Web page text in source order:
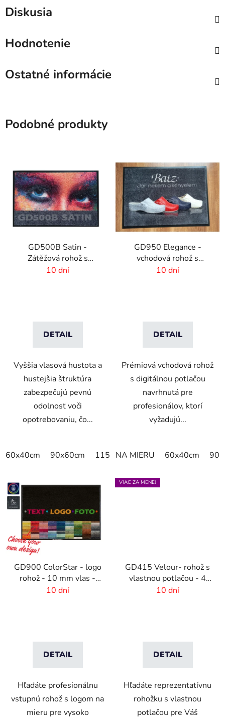
Diskusia
Hodnotenie
Ostatné informácie
Podobné produkty
GD500B Satin -
Zátěžová rohož s
digitálnou potlačou a
10 dní
DETAIL
Vyššia vlasová hustota a
hustejšia štruktúra
zabezpečujú pevnú
odolnosť voči
opotrebovaniu, čo...
60x40cm 90x60cm 115x115cm 150x100cm
GD950 Elegance -
vchodová rohož s
digitálnou potlačou - 6
10 dní
DETAIL
Prémiová vchodová rohož
s digitálnou potlačou
navrhnutá pre
profesionálov, ktorí
vyžadujú...
NA MIERU 60x40cm
GD900 ColorStar - logo
rohož - 10 mm vlas -
rozmer na mieru
10 dní
DETAIL
Hľadáte profesionálnu
vstupnú rohož s logom na
mieru pre vysoko
VIAC ZA MENEJ
GD415 Velour- rohož s
vlastnou potlačou - 4
mm vlas
10 dní
DETAIL
Hľadáte reprezentatívnu
rohožku s vlastnou
potlačou pre Váš